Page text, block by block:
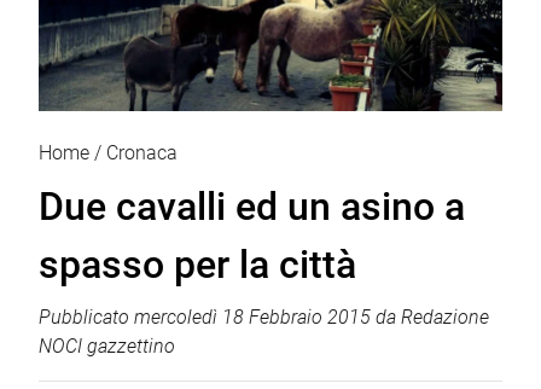
Home Cronaca
Due cavalli ed un asino a
spasso per la città
Pubblicato mercoledì 18 Febbraio 2015 da Redazione
NOCI gazzettino